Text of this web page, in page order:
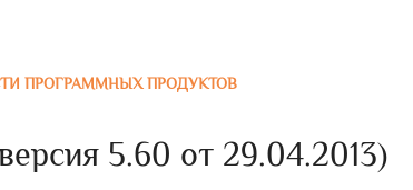
ПРОГРАММНЫХ ПРОДУКТОВ
5.60 от 29.04.2013)